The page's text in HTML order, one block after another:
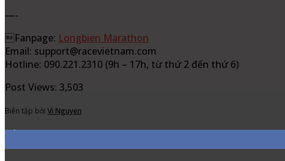
—-
Fanpage: Longbien Marathon
Email: support@racevietnam.com
Hotline: 090.221.2310 (9h – 17h, từ thứ 2 đến thứ 6)
Post Views: 3,503
Biên tập bởi Vi Nguyen